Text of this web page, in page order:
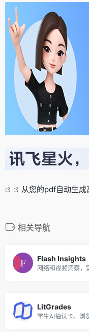
从您的pdf自动生成
相关导航
Flash Insights
网络和视频洞察，
LitGrades
学生AI抽认卡。浏